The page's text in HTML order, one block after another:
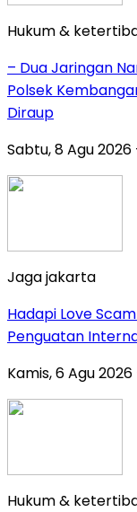
Hukum &
– Dua Jaringan
Polsek
Diraup
Sabtu, 8 Agu
Jaga jakarta
Hadapi Love
Penguatan
Kamis, 6 Agu 2026
Hukum &